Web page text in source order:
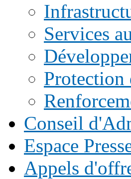
Services
Protection
Conseil
Espace
Appels